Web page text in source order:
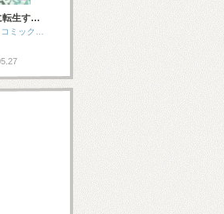
転生す…
ミック…